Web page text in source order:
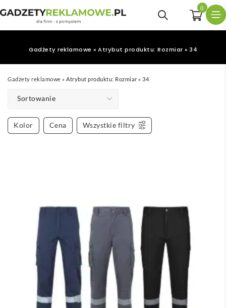
0
Gadżety reklamowe » Atrybut produktu: Rozmiar » 34
Gadżety reklamowe » Atrybut produktu: Rozmiar » 34
Sortowanie
Kolor Cena Wszystkie filtry